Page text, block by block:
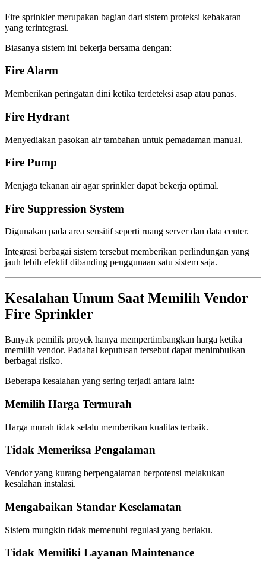
Fire sprinkler merupakan bagian dari sistem proteksi kebakaran
yang terintegrasi.
Biasanya sistem ini bekerja bersama dengan:
Fire Alarm
Memberikan peringatan dini ketika terdeteksi asap atau panas.
Fire Hydrant
Menyediakan pasokan air tambahan untuk pemadaman manual.
Fire Pump
Menjaga tekanan air agar sprinkler dapat bekerja optimal.
Fire Suppression System
Digunakan pada area sensitif seperti ruang server dan data center.
Integrasi berbagai sistem tersebut memberikan perlindungan yang
jauh lebih efektif dibanding penggunaan satu sistem saja.
Kesalahan Umum Saat Memilih Vendor
Fire Sprinkler
Banyak pemilik proyek hanya mempertimbangkan harga ketika
memilih vendor. Padahal keputusan tersebut dapat menimbulkan
berbagai risiko.
Beberapa kesalahan yang sering terjadi antara lain:
Memilih Harga Termurah
Harga murah tidak selalu memberikan kualitas terbaik.
Tidak Memeriksa Pengalaman
Vendor yang kurang berpengalaman berpotensi melakukan
kesalahan instalasi.
Mengabaikan Standar Keselamatan
Sistem mungkin tidak memenuhi regulasi yang berlaku.
Tidak Memiliki Layanan Maintenance